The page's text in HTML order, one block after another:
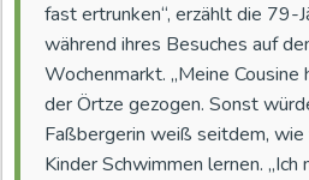
fast ertrunken“, erzählt die 79-
während ihres Besuches auf
Wochenmarkt. „Meine Cousine
der Örtze gezogen. Sonst
Faßbergerin weiß seitdem,
Kinder Schwimmen lernen. „Ich